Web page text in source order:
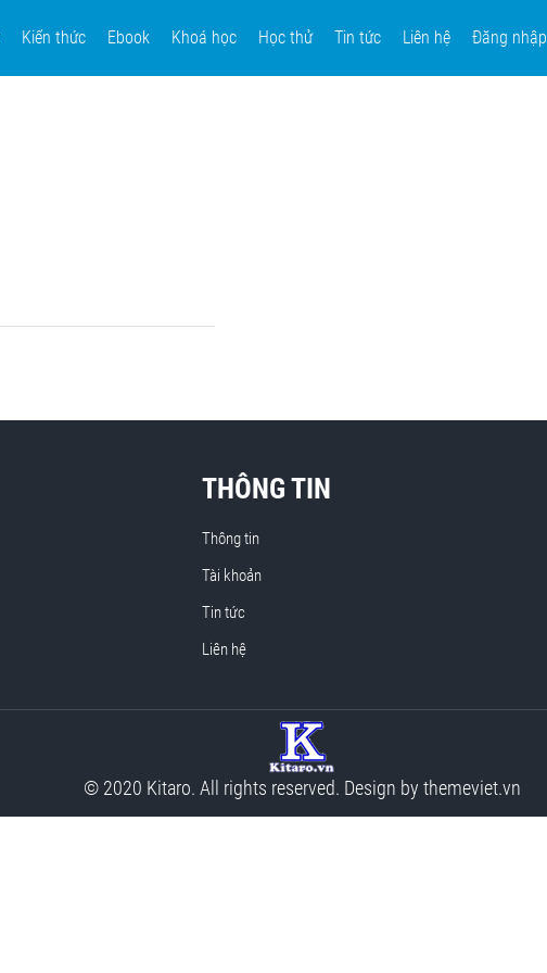
Kiến thức Ebook Khoá học Học thử Tin tức Liên hệ Đăng nhập
THÔNG TIN
Thông tin
Tài khoản
Tin tức
Liên hệ
© 2020 Kitaro. All rights reserved. Design by themeviet.vn